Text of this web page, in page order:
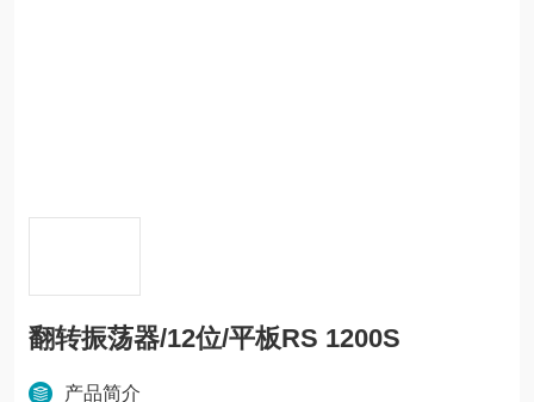
翻转振荡器/12位/平板RS 1200S
产品简介